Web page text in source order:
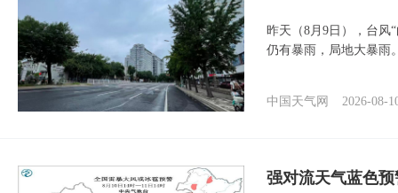
昨天（8月9日），台风
仍有暴雨，局地大暴雨
中国天气网 2026-08-
强对流天气蓝色